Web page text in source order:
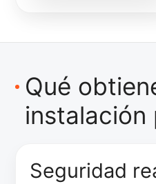
Qué
instalación
Seguridad